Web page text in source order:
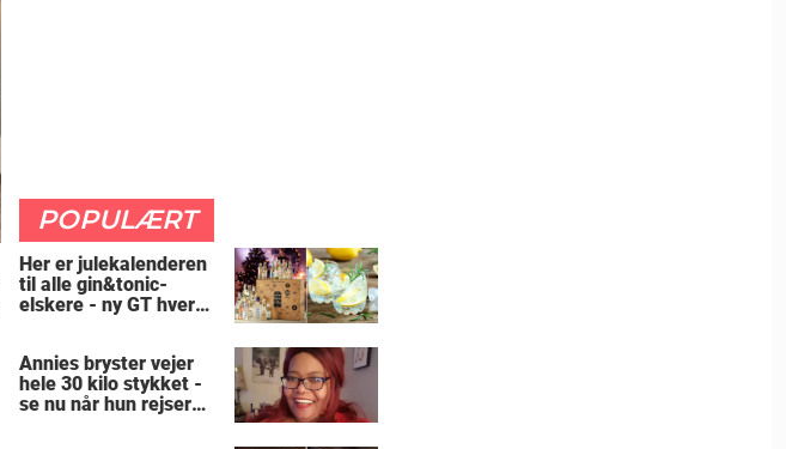
POPULÆRT
Her er julekalenderen
til alle gin&tonic-
elskere - ny GT hver
Annies bryster vejer
hele 30 kilo stykket -
se nu når hun rejser